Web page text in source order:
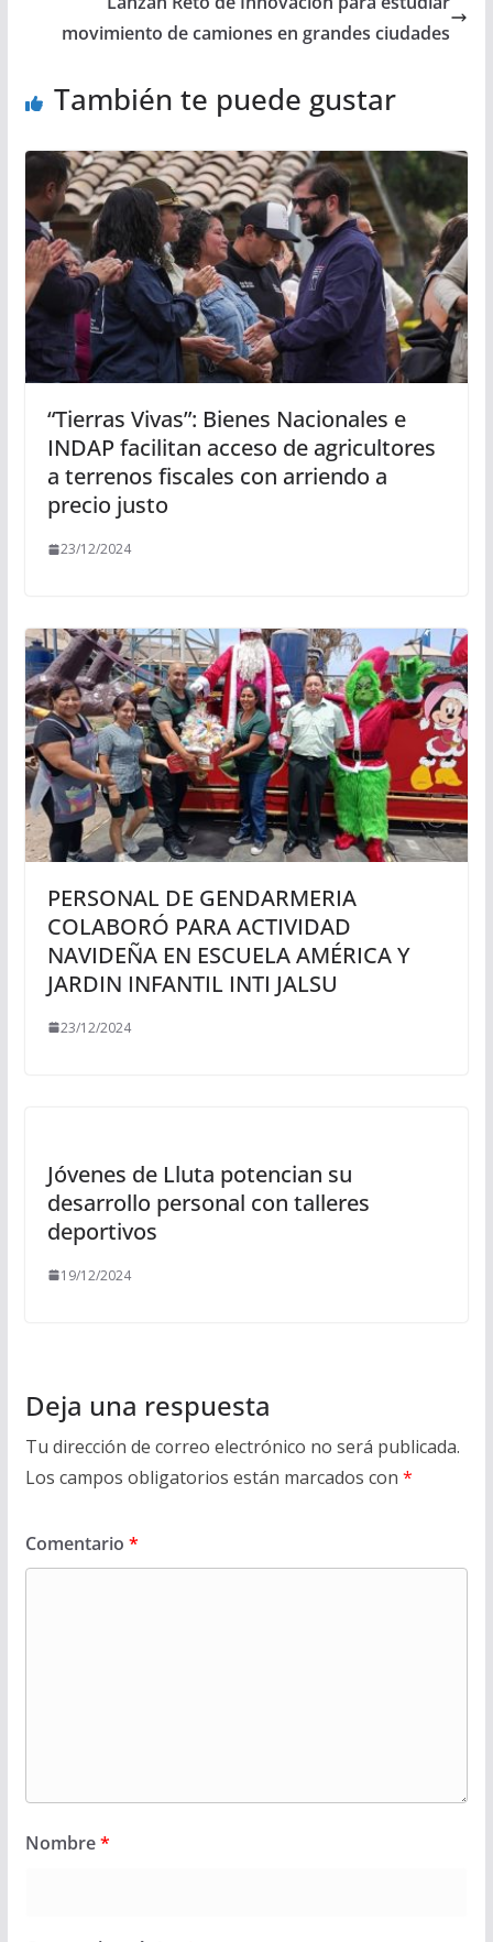
movimiento de camiones en grandes ciudades
También te puede gustar
“Tierras Vivas”: Bienes Nacionales e
INDAP facilitan acceso de agricultores
a terrenos fiscales con arriendo a
precio justo
23/12/2024
PERSONAL DE GENDARMERIA
COLABORÓ PARA ACTIVIDAD
NAVIDEÑA EN ESCUELA AMÉRICA Y
JARDIN INFANTIL INTI JALSU
23/12/2024
Jóvenes de Lluta potencian su
desarrollo personal con talleres
deportivos
19/12/2024
Deja una respuesta
Tu dirección de correo electrónico no será publicada.
Los campos obligatorios están marcados con *
Comentario *
Nombre*